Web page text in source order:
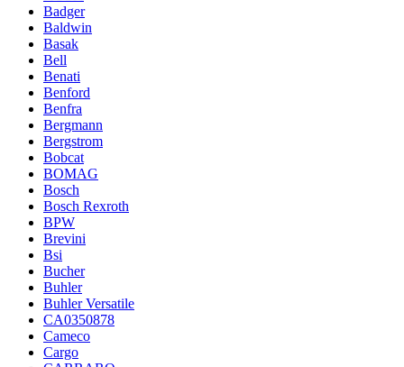
Badger
Baldwin
Basak
Bell
Benati
Benford
Benfra
Bergmann
Bergstrom
Bobcat
BOMAG
Bosch
Bosch Rexroth
BPW
Brevini
Bsi
Bucher
Buhler
Buhler Versatile
CA0350878
Cameco
Cargo